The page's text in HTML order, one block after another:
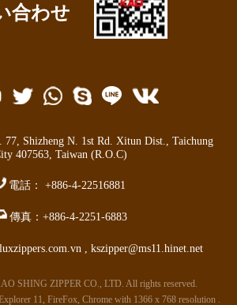
合わせ
77, Shizheng N. 1st Rd. Xitun Dist., Taichung
407563, Taiwan (R.O.C)
電話： +886-4-22516881
傳真： +886-4-2251-6883
, kszipper@ms11.hinet.net
SHING ZIPPER CO., LTD. All rights reserved.
11, FireFox, Chrome with 1366 x 768 resolution .